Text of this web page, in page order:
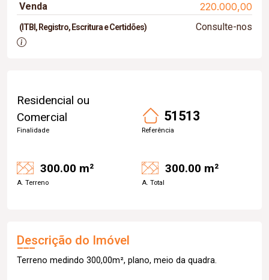
Venda 220.000,00
(ITBI, Registro, Escritura e Certidões) Consulte-nos
Residencial ou
Comercial
Finalidade
51513
Referência
300.00 m²
A. Terreno
300.00 m²
A. Total
Descrição do Imóvel
Terreno medindo 300,00m², plano, meio da quadra.